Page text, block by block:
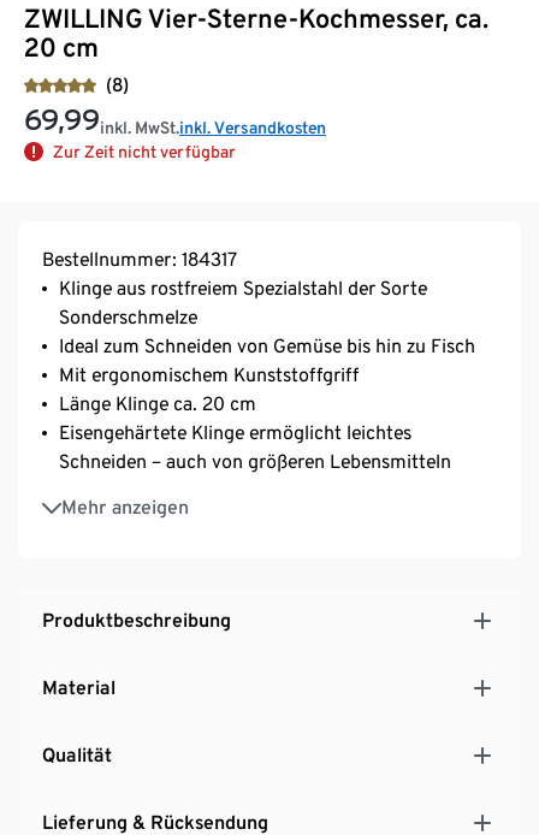
ZWILLING Vier-Sterne-Kochmesser, ca.
20 cm
(8)
69,99inkl. MwSt.inkl. Versandkosten
Zur Zeit nicht verfügbar
Bestellnummer: 184317
Klinge aus rostfreiem Spezialstahl der Sorte
Sonderschmelze
Ideal zum Schneiden von Gemüse bis hin zu Fisch
Mit ergonomischem Kunststoffgriff
Länge Klinge ca. 20 cm
Eisengehärtete Klinge ermöglicht leichtes
Schneiden – auch von größeren Lebensmitteln
Mehr anzeigen
Langlebig und korrosionsbeständig
Hersteller-Artikel-Nummer: 31071-201-0
Produktbeschreibung
Material
Qualität
Lieferung & Rücksendung